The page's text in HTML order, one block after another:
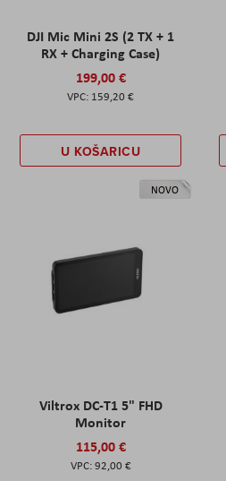
DJI Mic Mini 2S (2 TX + 1
RX + Charging Case)
199,00 €
159,20 €
U KOŠARICU
NOVO
Viltrox DC-T1 5" FHD
Monitor
115,00 €
92,00 €